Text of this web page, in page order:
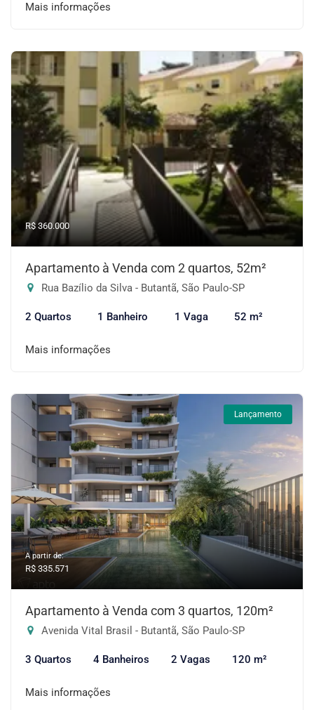
Mais informações
R$ 360.000
Apartamento à Venda com 2 quartos, 52m²
Rua Bazílio da Silva - Butantã, São Paulo-SP
2 Quartos 1 Banheiro 1 Vaga 52 m²
Mais informações
Lançamento
A partir de:
R$ 335.571
Apartamento à Venda com 3 quartos, 120m²
Avenida Vital Brasil - Butantã, São Paulo-SP
3 Quartos 4 Banheiros 2 Vagas 120 m²
Mais informações